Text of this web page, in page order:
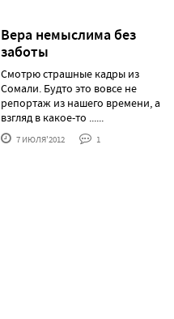
Вера немыслима без
заботы
Смотрю страшные кадры из
Сомали. Будто это вовсе не
репортаж из нашего времени, а
взгляд в какое-то ......
7 ИЮЛЯ'2012 1